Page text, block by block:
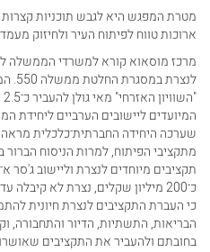
ארוכות טווח לפיתוח העיר ולחיזוק
מרכז מוסאוא קורא למשרדי הממשלה
המיועדים ליישובים הערביים ליחידת
שערכה היחידה החברתית־כלכלית
תקציבים מיוחדים לנצרת וליישוב ג'סר
כ־200 מיליון שקלים, נצרת לא
כי העברת התקציבים לנצרת חיונית
הבריאות, התשתיות, הדיור
בחובתם ולהעביר את התקציבים